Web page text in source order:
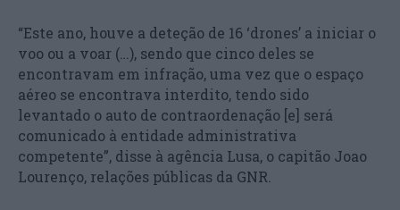
“Este ano, houve a deteção de 16 ‘drones’ a iniciar o
voo ou a voar (…), sendo que cinco deles se
encontravam em infração, uma vez que o espaço
aéreo se encontrava interdito, tendo sido
levantado o auto de contraordenação [e] será
comunicado à entidade administrativa
competente”, disse à agência Lusa, o capitão Joao
Lourenço, relações públicas da GNR.